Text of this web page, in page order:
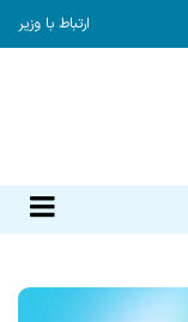
ارتباط با وزیر